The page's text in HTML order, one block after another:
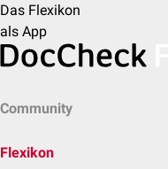
Das Flexikon
als App
Community
Flexikon